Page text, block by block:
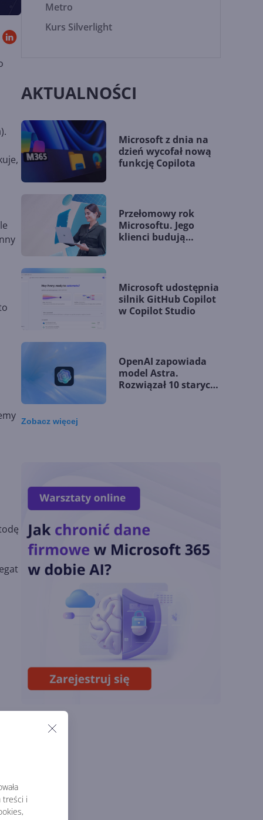
treści i
Metro
Kurs Silverlight
AKTUALNOŚCI
Microsoft z dnia na
dzień wycofał nową
funkcję Copilota
Przełomowy rok
Microsoftu. Jego
klienci budują
Microsoft udostępnia
silnik GitHub Copilot
w Copilot Studio
OpenAI zapowiada
model Astra.
Rozwiązał 10 starych
Lista zmian w
Microsoft 365 Copilot.
Podsumowanie lipca
2026
modeli GPT-5.6.
Odpowiedź na presję
Chin
Miliardy z AI i
chmury. Microsoft
ogłasza znakomite
wyniki i
Zobaczwięcej